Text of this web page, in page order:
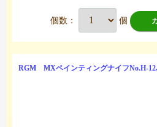
個数： 個
RGM MXペインティングナイフNo.H-12